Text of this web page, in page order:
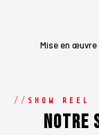
Mise en
SHOW REEL
Notre